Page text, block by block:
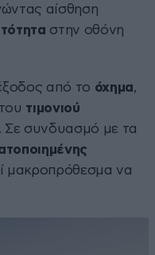
αίσθηση
στην οθόνη
από το όχημα,
τιμονιού
Σε συνδυασμό με τα
μακροπρόθεσμα να